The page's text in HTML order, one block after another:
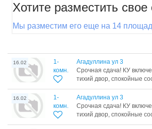
Хотите разместить
Мы разместим его еще на 14
16.02
1-
комн.
Агадуллина ул 3
Срочная сдача! КУ
тихий двор, спокойные
16.02
1-
комн.
Агадуллина ул 3
Срочная сдача! КУ
тихий двор, спокойные